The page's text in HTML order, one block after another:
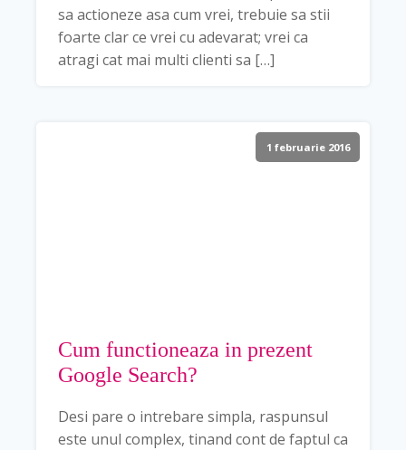
sa actioneze asa cum vrei, trebuie sa stii
foarte clar ce vrei cu adevarat; vrei ca
atragi cat mai multi clienti sa […]
1 februarie 2016
Cum functioneaza in prezent
Google Search?
Desi pare o intrebare simpla, raspunsul
este unul complex, tinand cont de faptul ca